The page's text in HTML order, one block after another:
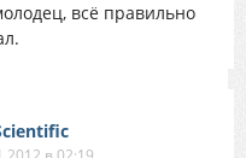
всё правильно